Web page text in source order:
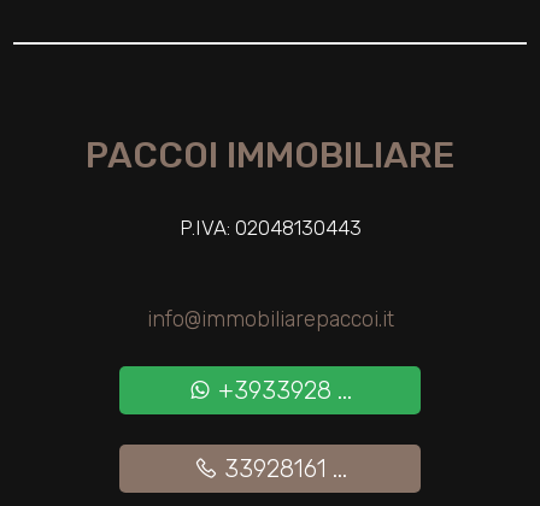
PACCOI IMMOBILIARE
P.IVA: 02048130443
info@immobiliarepaccoi.it
+3933928 ...
33928161 ...